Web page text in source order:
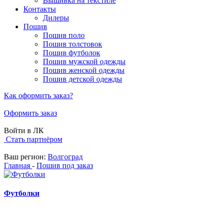
Контакты
Дилеры
Пошив
Пошив поло
Пошив толстовок
Пошив футболок
Пошив мужской одежды
Пошив женской одежды
Пошив детской одежды
Как оформить заказ?
Оформить заказ
Войти в ЛК
Стать партнёром
Ваш регион: Волгоград
Главная - Пошив под заказ
Футболки